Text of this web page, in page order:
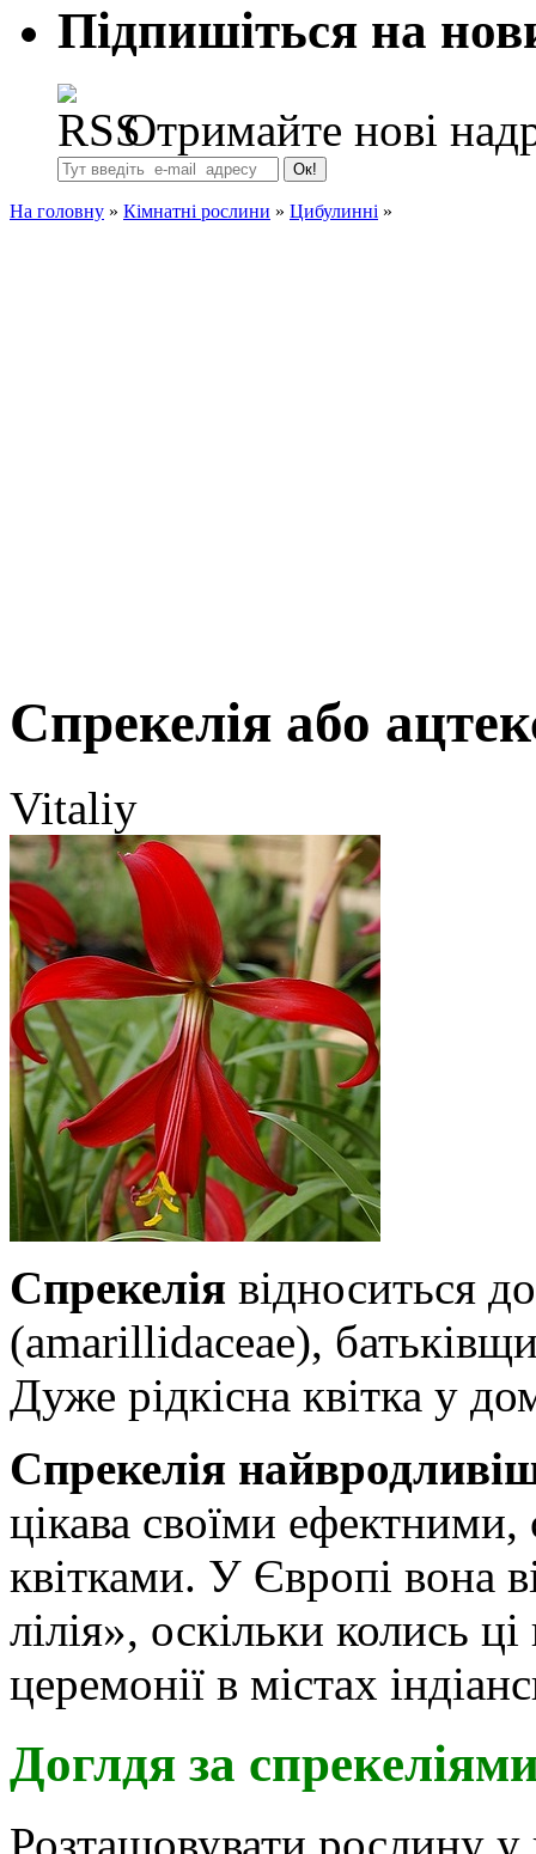
Підпишіться на
Отримайте нові
На головну » Кімнатні рослини » Цибулинні »
Спрекелія або
Vitaliy
Спрекелія відноситься
(amarillidaceae),
Дуже рідкісна квітка у
Спрекелія
цікава своїми
квітками. У Європі вона
лілія», оскільки колись
церемонії в містах
Доглдя за
Розташовувати рослину у